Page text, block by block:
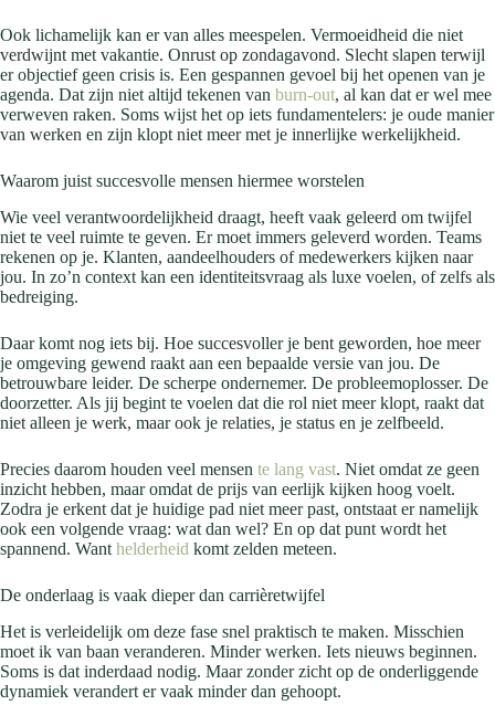
Ook lichamelijk kan er van alles meespelen. Vermoeidheid die niet
verdwijnt met vakantie. Onrust op zondagavond. Slecht slapen terwijl
er objectief geen crisis is. Een gespannen gevoel bij het openen van je
agenda. Dat zijn niet altijd tekenen van burn-out, al kan dat er wel mee
verweven raken. Soms wijst het op iets fundamentelers: je oude manier
van werken en zijn klopt niet meer met je innerlijke werkelijkheid.
Waarom juist succesvolle mensen hiermee worstelen
Wie veel verantwoordelijkheid draagt, heeft vaak geleerd om twijfel
niet te veel ruimte te geven. Er moet immers geleverd worden. Teams
rekenen op je. Klanten, aandeelhouders of medewerkers kijken naar
jou. In zo’n context kan een identiteitsvraag als luxe voelen, of zelfs als
bedreiging.
Daar komt nog iets bij. Hoe succesvoller je bent geworden, hoe meer
je omgeving gewend raakt aan een bepaalde versie van jou. De
betrouwbare leider. De scherpe ondernemer. De probleemoplosser. De
doorzetter. Als jij begint te voelen dat die rol niet meer klopt, raakt dat
niet alleen je werk, maar ook je relaties, je status en je zelfbeeld.
Precies daarom houden veel mensen te lang vast. Niet omdat ze geen
inzicht hebben, maar omdat de prijs van eerlijk kijken hoog voelt.
Zodra je erkent dat je huidige pad niet meer past, ontstaat er namelijk
ook een volgende vraag: wat dan wel? En op dat punt wordt het
spannend. Want helderheid komt zelden meteen.
De onderlaag is vaak dieper dan carrièretwijfel
Het is verleidelijk om deze fase snel praktisch te maken. Misschien
moet ik van baan veranderen. Minder werken. Iets nieuws beginnen.
Soms is dat inderdaad nodig. Maar zonder zicht op de onderliggende
dynamiek verandert er vaak minder dan gehoopt.